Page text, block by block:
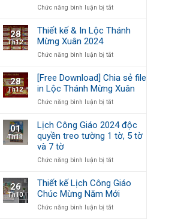
thiết
số
mắn
Mừng
Năm
Mới
Chức năng bình luận bị tắtở
Đối
Tết
Giáo
Xuân
gắn
kết,
Tết
thương
28
Th12
Thiết kế & In Lộc Thánh
Mừng Xuân 2024
Chức năng bình luận bị tắtở
kế
&
In
Lộc
Mừng
Xuân
2024
28
Th12
[Free Download] Chia sẻ file
in Lộc Thánh Mừng Xuân
Chức năng bình luận bị tắtở
Download]
Chia
sẻ
in
Mừng
Xuân
01
Th11
Lịch Công Giáo 2024 độc
quyền treo tường 1 tờ, 5 tờ
và 7 tờ
Chức năng bình luận bị tắtở
Công
Giáo
2024
độc
26
Th10
Thiết kế Lịch Công Giáo
Chúc Mừng Năm Mới
Chức năng bình luận bị tắtở